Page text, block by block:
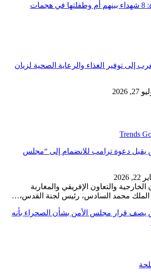
حرب الإبادة مستمرة: 8 شهداء بينهم أم وطفلتها في هجمات
إلى توفير الغذاء والرعاية الصحية لزيان
27, 2026
يقبل دعوة ترامب للانضمام إلى “مجلس
2026
والتعاون الإفريقي والمغاربة
الملك محمد السادس، رئيس لجنة القدس،…
يصف قرار مجلس الأمن بشأن الصحراء بأنه